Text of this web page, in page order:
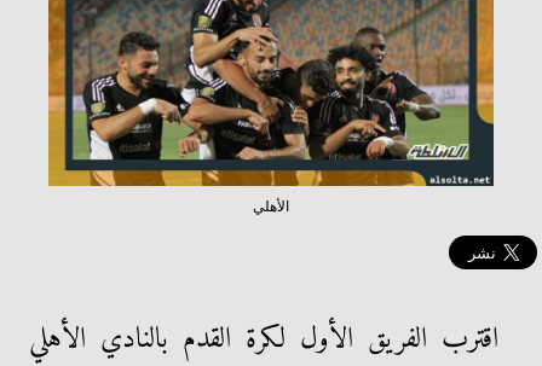
الأهلي
اقترب الفريق الأول لكرة القدم بالنادي الأهلي